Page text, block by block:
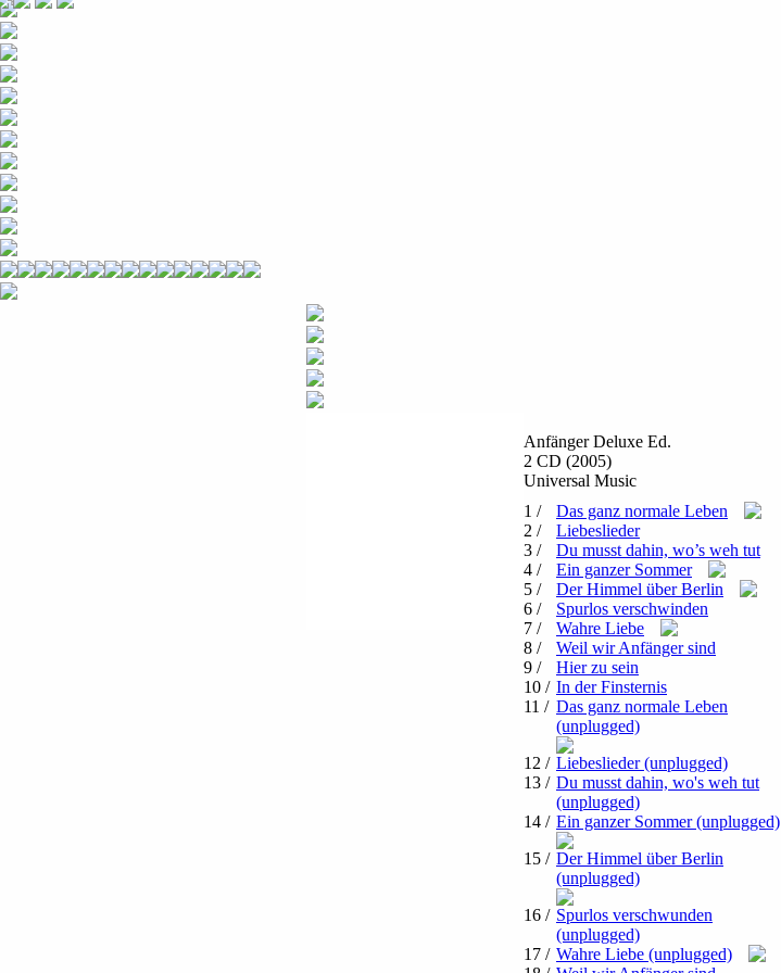
Anfänger Deluxe Ed.
2 CD (2005)
Universal Music
1 /
Das ganz normale Leben
2 /
Liebeslieder
3 /
Du musst dahin, wo’s weh tut
4 /
Ein ganzer Sommer
5 /
Der Himmel über Berlin
6 /
Spurlos verschwinden
7 /
Wahre Liebe
8 /
Weil wir Anfänger sind
9 /
Hier zu sein
10 / In der Finsternis
11 / Das ganz normale Leben
(unplugged)
12 / Liebeslieder (unplugged)
13 / Du musst dahin, wo's weh tut
(unplugged)
14 / Ein ganzer Sommer (unplugged)
15 / Der Himmel über Berlin
(unplugged)
16 / Spurlos verschwunden
(unplugged)
17 / Wahre Liebe (unplugged)